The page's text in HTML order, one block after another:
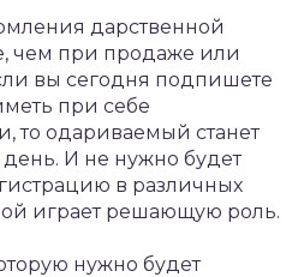
дарственной
чем при продаже или
вы сегодня подпишете
при себе
то одариваемый станет
И не нужно будет
в различных
играет решающую роль.
нужно будет